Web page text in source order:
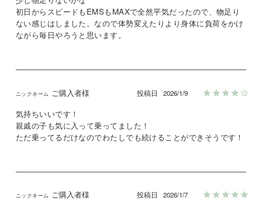
初日からスピードもEMSもMAXで全然平気だったので、物足り
ない感じはしました。なので体勢変えたりより身体に負荷をかけ
ながら毎日やろうと思います。
ご購入者様 投稿日 2026/1/9
気持ちいいです！
親戚の子も気に入って乗ってました！
ただ乗ってるだけなのでわたしでも続けることができそうです！
ご購入者様 投稿日 2026/1/7